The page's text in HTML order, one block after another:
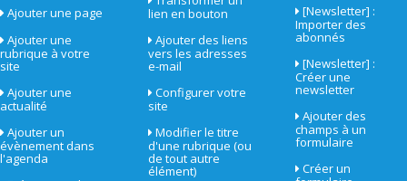
Ajouter une page
Ajouter une
rubrique à votre
site
Ajouter une
actualité
Ajouter un
évènement dans
l'agenda
lien en bouton
Ajouter des liens
vers les adresses
e-mail
Configurer votre
site
Modifier le titre
d'une rubrique (ou
de tout autre
élément)
[Newsletter] :
Importer des
abonnés
[Newsletter] :
Créer une
newsletter
Ajouter des
champs à un
formulaire
Créer un